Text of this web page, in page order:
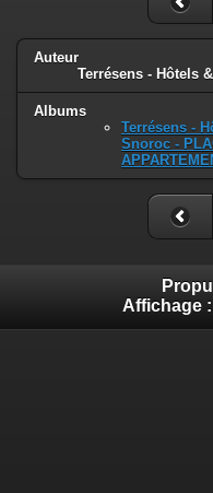
Auteur
Terrésens - Hôtels
Albums
Terrésens -
Snoroc -
Affichage :